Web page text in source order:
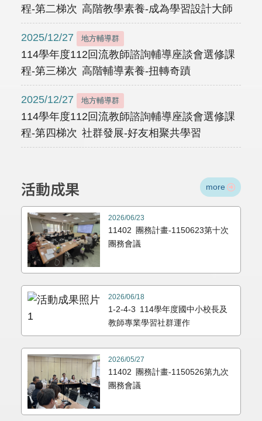
程-第二梯次 高階教學素養-成為學習設計大師
2025/12/27 地方輔導群
114學年度112回流教師諮詢輔導座談會選修課
程-第三梯次 高階輔導素養-扭轉奇蹟
2025/12/27 地方輔導群
114學年度112回流教師諮詢輔導座談會選修課
程-第四梯次 社群發展-好友相聚共學習
活動成果 more
2026/06/23
11402 團務計畫-1150623第十次
團務會議
2026/06/18
1-2-4-3 114學年度國中小校長及
教師專業學習社群運作
2026/05/27
11402 團務計畫-1150526第九次
團務會議